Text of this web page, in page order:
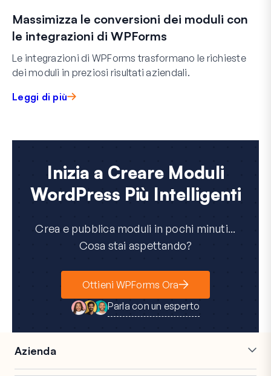
Massimizza le conversioni dei moduli con
le integrazioni di WPForms
Le integrazioni di WPForms trasformano le richieste
dei moduli in preziosi risultati aziendali.
Leggi di più
Inizia a Creare Moduli
WordPress Più Intelligenti
Crea e pubblica moduli in pochi minuti...
Cosa stai aspettando?
Ottieni WPForms Ora
Parla con un esperto
Azienda
Carriere
Affiliati